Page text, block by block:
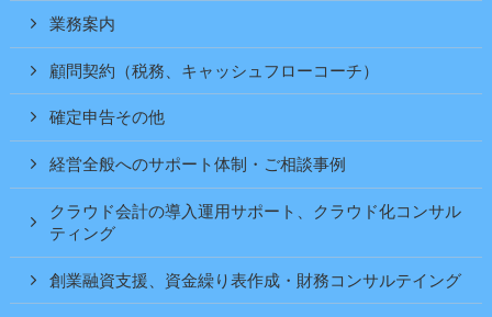
業務案内
顧問契約（税務、キャッシュフローコーチ）
確定申告その他
経営全般へのサポート体制・ご相談事例
クラウド会計の導入運用サポート、クラウド化コンサル
ティング
創業融資支援、資金繰り表作成・財務コンサルテイング